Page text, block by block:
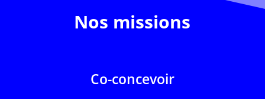
Nos missions
Co-concevoir